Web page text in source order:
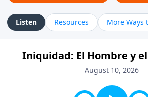
Listen Resources More Ways
Iniquidad: El Hombre y
August 10, 2026